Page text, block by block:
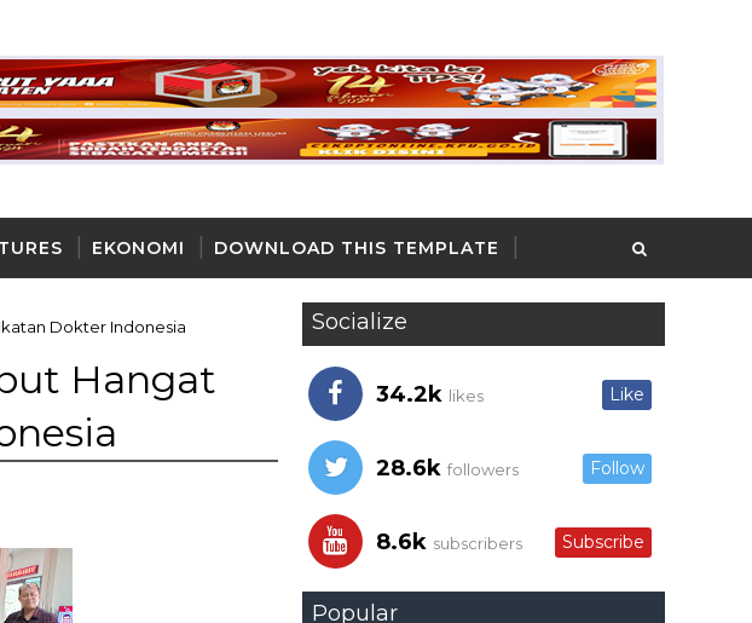
EKONOMI DOWNLOAD THIS TEMPLATE
Dokter Indonesia
Hangat
Socialize
34.2k likes Like
28.6k followers Follow
8.6k subscribers Subscribe
Popular